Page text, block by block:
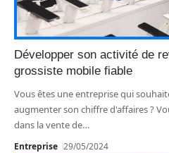
Développer son activité de
grossiste mobile fiable
Vous êtes une entreprise qui
augmenter son chiffre d'affaires ?
dans la vente de…
Entreprise 29/05/2024